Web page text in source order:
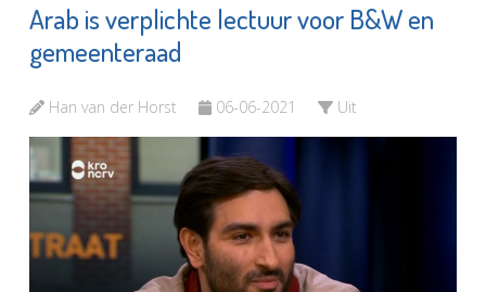
Arab is verplichte lectuur voor B&W en
gemeenteraad
Han van der Horst 06-06-2021 Uit